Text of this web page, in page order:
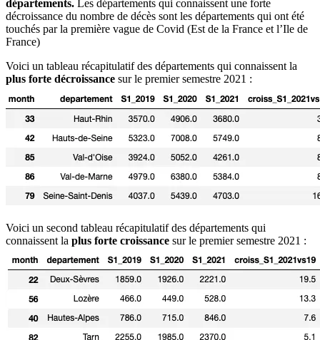
départements. Les départements qui connaissent une forte
décroissance du nombre de décès sont les départements qui ont été
touchés par la première vague de Covid (Est de la France et l’Ile de
France)
Voici un tableau récapitulatif des départements qui connaissent la
plus forte décroissance sur le premier semestre 2021 :
Voici un second tableau récapitulatif des départements qui
connaissent la plus forte croissance sur le premier semestre 2021 :